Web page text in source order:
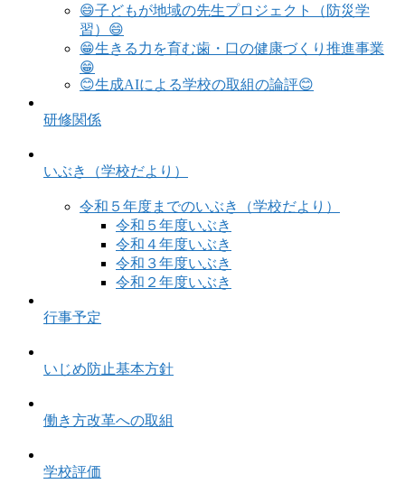
😄子どもが地域の先生プロジェクト（防災学
習）😄
😁生きる力を育む歯・口の健康づくり推進事業
😁
😊生成AIによる学校の取組の論評😊
研修関係
いぶき（学校だより）
令和５年度までのいぶき（学校だより）
令和５年度いぶき
令和４年度いぶき
令和３年度いぶき
令和２年度いぶき
行事予定
いじめ防止基本方針
働き方改革への取組
学校評価